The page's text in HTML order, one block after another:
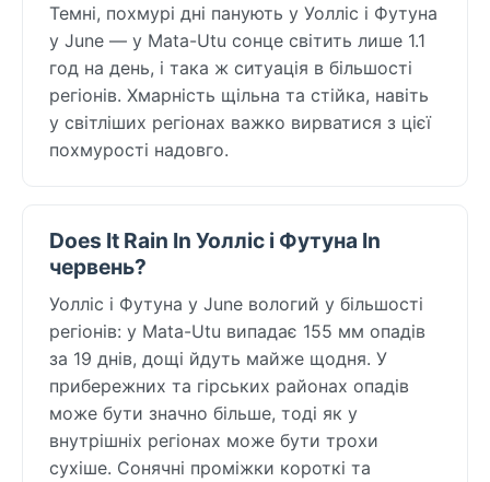
Темні, похмурі дні панують у Уолліс і Футуна
у June — у Mata-Utu сонце світить лише 1.1
год на день, і така ж ситуація в більшості
регіонів. Хмарність щільна та стійка, навіть
у світліших регіонах важко вирватися з цієї
похмурості надовго.
Does It Rain In Уолліс і Футуна In
червень?
Уолліс і Футуна у June вологий у більшості
регіонів: у Mata-Utu випадає 155 мм опадів
за 19 днів, дощі йдуть майже щодня. У
прибережних та гірських районах опадів
може бути значно більше, тоді як у
внутрішніх регіонах може бути трохи
сухіше. Сонячні проміжки короткі та